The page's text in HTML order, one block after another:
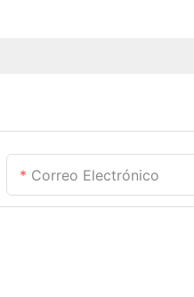
Correo Electrónico